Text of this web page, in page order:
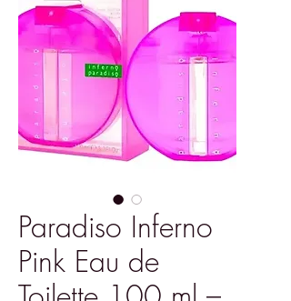
Paradiso Inferno
Pink Eau de